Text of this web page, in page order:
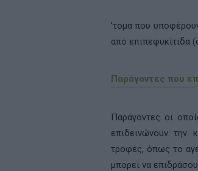
’τομα που
από επιπεφυκίτιδα
Παράγοντες που
Παράγοντες οι
επιδεινώνουν την
τροφές, όπως το
μπορεί να